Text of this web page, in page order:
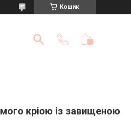
Кошик
кріою із завищеною